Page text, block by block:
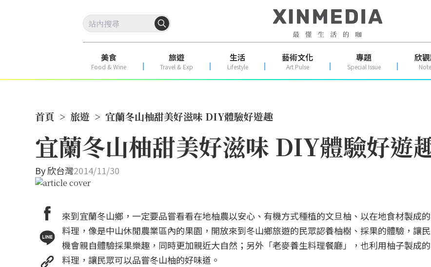
美食
Food & Wine
旅遊
Travel & Exp
生活
Lifestyle
藝術文化
Art Pulse
專題
Special Issue
欣
首頁 > 旅遊 > 宜蘭冬山柚甜美好滋味 DIY體驗好遊趣
宜蘭冬山柚甜美好滋味 DIY體驗好遊
By欣台灣2014/11/30
來到宜蘭冬山鄉，一定要品嘗看看在地柚農以安心、有機方式種植的文旦柚、以在地食材製成
料理，像是中山休閒農業區內的果園，開放來到冬山鄉旅遊的民眾認養柚樹、採果的體驗，讓
機會親自體驗採果樂趣，同時更加親近大自然；另外「老麥養生料理餐廳」，也利用柚子製成
料理，讓民眾可以品嘗冬山柚的好味道。